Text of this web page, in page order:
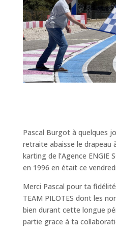
Pascal Burgot à quelques
retraite abaisse le drapeau
karting de l’Agence ENGIE
en 1996 en était ce
Merci Pascal pour ta
TEAM PILOTES dont les
bien durant cette longue
partie grace à ta